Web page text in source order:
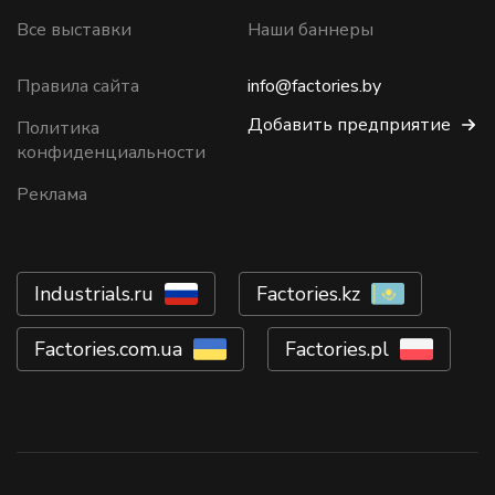
Все выставки
Наши баннеры
Правила сайта
Политика
конфиденциальности
Реклама
info@factories.by
Добавить предприятие
Industrials.ru Factories.kz
Factories.com.ua Factories.pl